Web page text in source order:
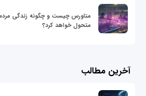
متاورس چیست و چگونه زندگی
متحول خواهد کرد؟
آخرین مطالب